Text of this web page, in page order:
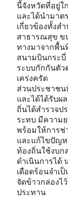
นี้จังหวัดที่อยู่ใ
และได้นำมาต
เกี่ยวข้องทั้งส
สาธารณสุข ข
ทางมาจากพื้น
สนามบินกระบี่
ระบบกักกันตัว
เคร่งครัด
ส่วนประชาชน
และได้ได้รับผ
ถิ่นได้สำรวจป
ระทบ มีความ
พร้อมให้การช่
และแก้ไขปัญห
ท้องถิ่นใช้งบก
ดำเนินการได้
เดือดร้อนจำเ
จัดข้าวกล่องไ
ประทาน